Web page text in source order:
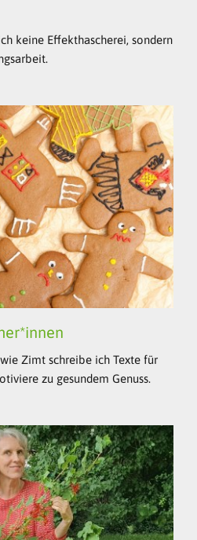
keine Effekthascherei, sondern
Zimt schreibe ich Texte für
zu gesundem Genuss.